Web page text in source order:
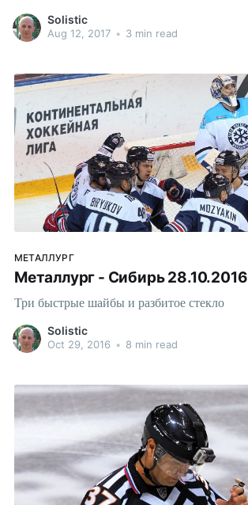
Solistic
Aug 12, 2017 • 3 min read
МЕТАЛЛУРГ
Металлург - Сибирь 28.10.2016
Три быстрые шайбы и разбитое стекло
Solistic
Oct 29, 2016 • 8 min read